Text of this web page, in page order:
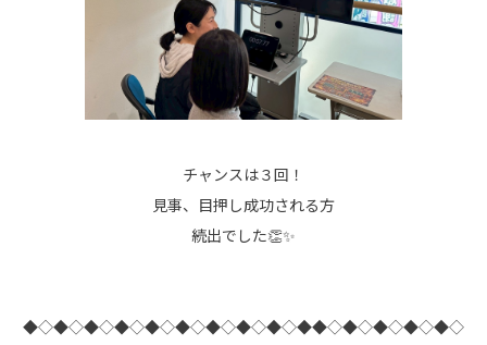
チャンスは３回！
見事、目押し成功される方
続出でした👏✨
◆◇◆◇◆◇◆◇◆◇◆◇◆◇◆◇◆◇◆◆◇◆◇◆◇◆◇◆◇